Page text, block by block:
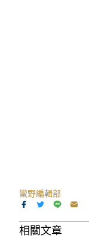
蠻野編輯部
相關文章